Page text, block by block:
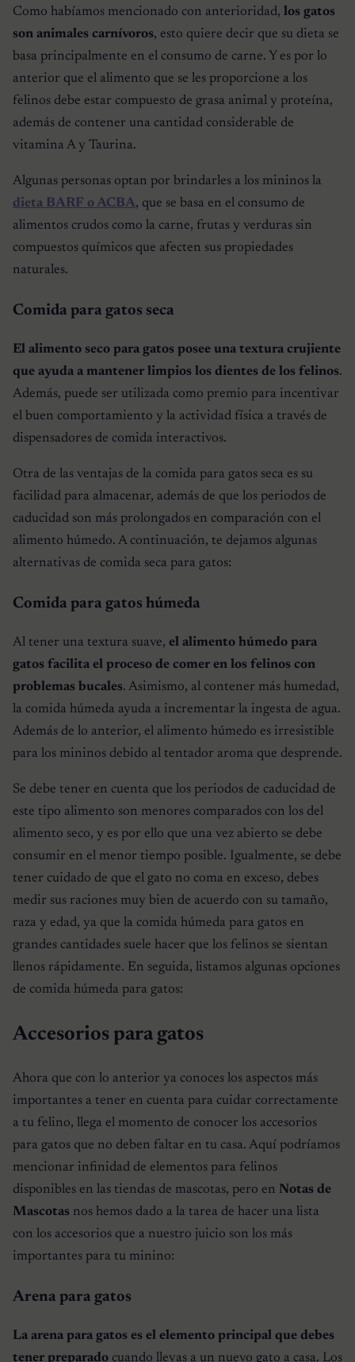
Como habíamos mencionado con anterioridad, los gatos
son animales carnívoros, esto quiere decir que su dieta se
basa principalmente en el consumo de carne. Y es por lo
anterior que el alimento que se les proporcione a los
felinos debe estar compuesto de grasa animal y proteína,
además de contener una cantidad considerable de
vitamina A y Taurina.
Algunas personas optan por brindarles a los mininos la
dieta BARF o ACBA, que se basa en el consumo de
alimentos crudos como la carne, frutas y verduras sin
compuestos químicos que afecten sus propiedades
naturales.
Comida para gatos seca
El alimento seco para gatos posee una textura crujiente
que ayuda a mantener limpios los dientes de los felinos.
Además, puede ser utilizada como premio para incentivar
el buen comportamiento y la actividad física a través de
dispensadores de comida interactivos.
Otra de las ventajas de la comida para gatos seca es su
facilidad para almacenar, además de que los periodos de
caducidad son más prolongados en comparación con el
alimento húmedo. A continuación, te dejamos algunas
alternativas de comida seca para gatos:
Comida para gatos húmeda
Al tener una textura suave, el alimento húmedo para
gatos facilita el proceso de comer en los felinos con
problemas bucales. Asimismo, al contener más humedad,
la comida húmeda ayuda a incrementar la ingesta de agua.
Además de lo anterior, el alimento húmedo es irresistible
para los mininos debido al tentador aroma que desprende.
Se debe tener en cuenta que los periodos de caducidad de
este tipo alimento son menores comparados con los del
alimento seco, y es por ello que una vez abierto se debe
consumir en el menor tiempo posible. Igualmente, se debe
tener cuidado de que el gato no coma en exceso, debes
medir sus raciones muy bien de acuerdo con su tamaño,
raza y edad, ya que la comida húmeda para gatos en
grandes cantidades suele hacer que los felinos se sientan
llenos rápidamente. En seguida, listamos algunas opciones
de comida húmeda para gatos:
Accesorios para gatos
Ahora que con lo anterior ya conoces los aspectos más
importantes a tener en cuenta para cuidar correctamente
a tu felino, llega el momento de conocer los accesorios
para gatos que no deben faltar en tu casa. Aquí podríamos
mencionar infinidad de elementos para felinos
disponibles en las tiendas de mascotas, pero en Notas de
Mascotas nos hemos dado a la tarea de hacer una lista
con los accesorios que a nuestro juicio son los más
importantes para tu minino:
Arena para gatos
La arena para gatos es el elemento principal que debes
tener preparado cuando llevas a un nuevo gato a casa. Los